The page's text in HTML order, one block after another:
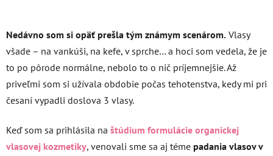
Nedávno som si opäť prešla tým známym scenárom. Vlasy
všade – na vankúši, na kefe, v sprche… a hoci som vedela, že je
to po pôrode normálne, nebolo to o nič príjemnejšie. Až
priveľmi som si užívala obdobie počas tehotenstva, kedy mi pri
česaní vypadli doslova 3 vlasy.
Keď som sa prihlásila na štúdium formulácie organickej
vlasovej kozmetiky, venovali sme sa aj téme padania vlasov v